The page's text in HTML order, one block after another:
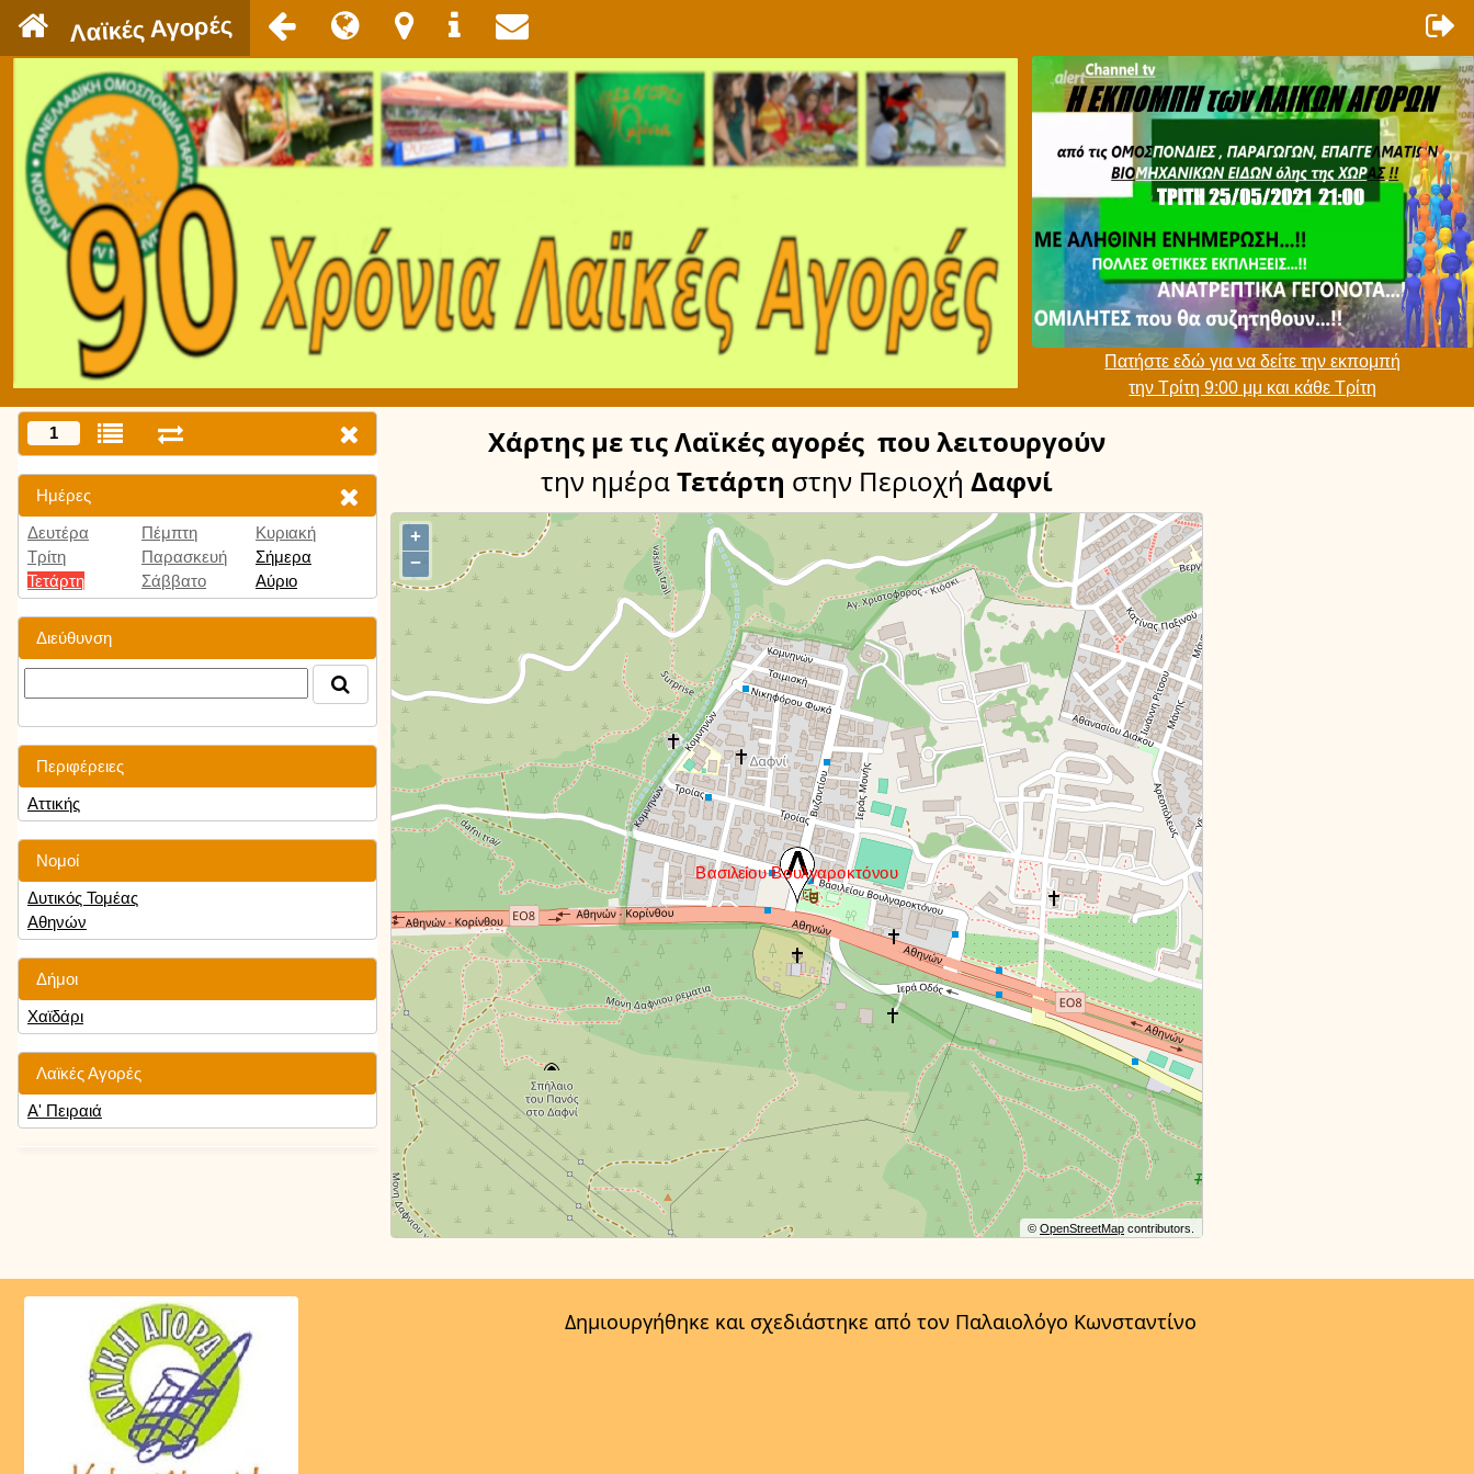
Λαϊκές Αγορές
Πατήστε εδώ για να δείτε την εκπομπή
την Τρίτη 9:00 μμ και κάθε Τρίτη
1
Ημέρες
Δευτέρα
Τρίτη
Τετάρτη
Πέμπτη
Παρασκευή
Σάββατο
Κυριακή
Σήμερα
Αύριο
Διεύθυνση
Περιφέρειες
Αττικής
Νομοί
Δυτικός Τομέας
Αθηνών
Δήμοι
Χαϊδάρι
Λαϊκές Αγορές
Α' Πειραιά
Χάρτης με τις Λαϊκές αγορές που λειτουργούν
την ημέραΤετάρτη στην Περιοχή Δαφνί
+
−
©OpenStreetMap contributors.
Δημιουργήθηκε και σχεδιάστηκε από τον Παλαιολόγο Κωνσταντίνο